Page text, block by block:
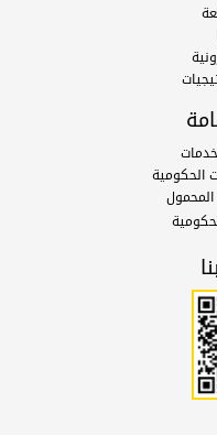
الحكومية